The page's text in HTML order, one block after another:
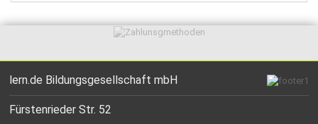
lern.de Bildungsgesellschaft mbH
Fürstenrieder Str. 52